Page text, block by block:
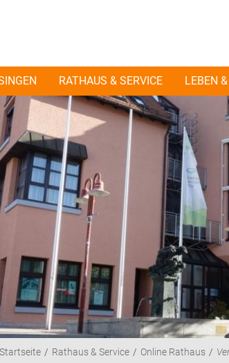
RATHAUS & SERVICE LEBEN
Startseite Rathaus & Service Online Rathaus